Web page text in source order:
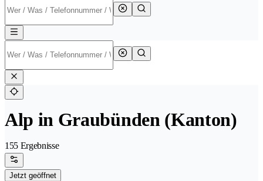
Alp in Graubünden (Kanton)
155 Ergebnisse
Jetzt geöffnet